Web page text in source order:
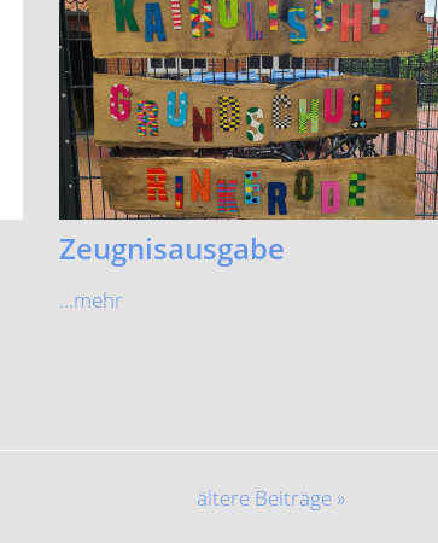
Zeugnisausgabe
...mehr
ältere Beiträge »